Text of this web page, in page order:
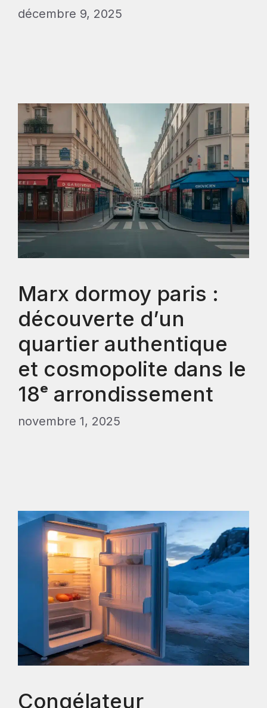
décembre 9, 2025
Marx dormoy paris :
découverte d’un
quartier authentique
et cosmopolite dans le
18ᵉ arrondissement
novembre 1, 2025
Congélateur